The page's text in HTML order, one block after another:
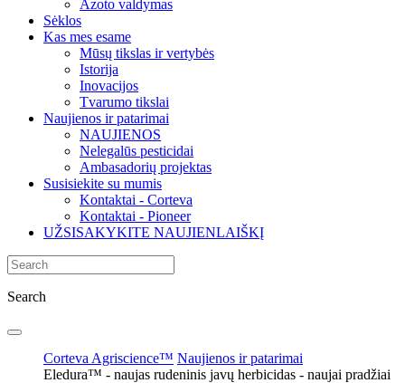
Azoto valdymas
Sėklos
Kas mes esame
Mūsų tikslas ir vertybės
Istorija
Inovacijos
Tvarumo tikslai
Naujienos ir patarimai
NAUJIENOS
Nelegalūs pesticidai
Ambasadorių projektas
Susisiekite su mumis
Kontaktai - Corteva
Kontaktai - Pioneer
UŽSISAKYKITE NAUJIENLAIŠKĮ
Search
Corteva Agriscience™ Naujienos ir patarimai
Eledura™ - naujas rudeninis javų herbicidas - naujai pradžiai